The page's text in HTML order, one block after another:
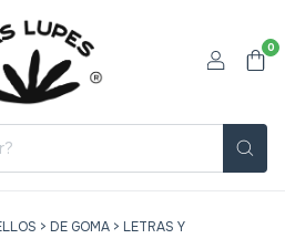
0
> DE GOMA > LETRAS Y